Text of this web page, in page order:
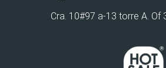
Cra. 10#97 a-13 torre A. Of